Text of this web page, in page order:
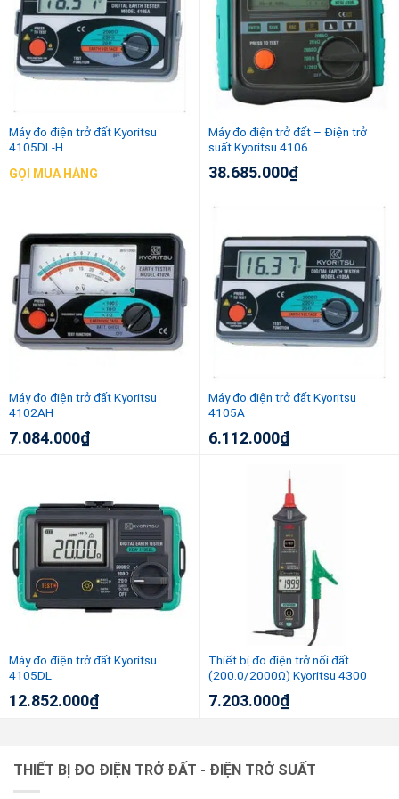
Máy đo điện trở đất Kyoritsu
4105DL-H
GỌI MUA HÀNG
Máy đo điện trở đất – Điện trở
suất Kyoritsu 4106
38.685.000₫
Máy đo điện trở đất Kyoritsu
4102AH
7.084.000₫
Máy đo điện trở đất Kyoritsu
4105A
6.112.000₫
Máy đo điện trở đất Kyoritsu
4105DL
12.852.000₫
Thiết bị đo điện trở nối đất
(200.0/2000Ω) Kyoritsu 4300
7.203.000₫
THIẾT BỊ ĐO ĐIỆN TRỞ ĐẤT - ĐIỆN TRỞ SUẤT